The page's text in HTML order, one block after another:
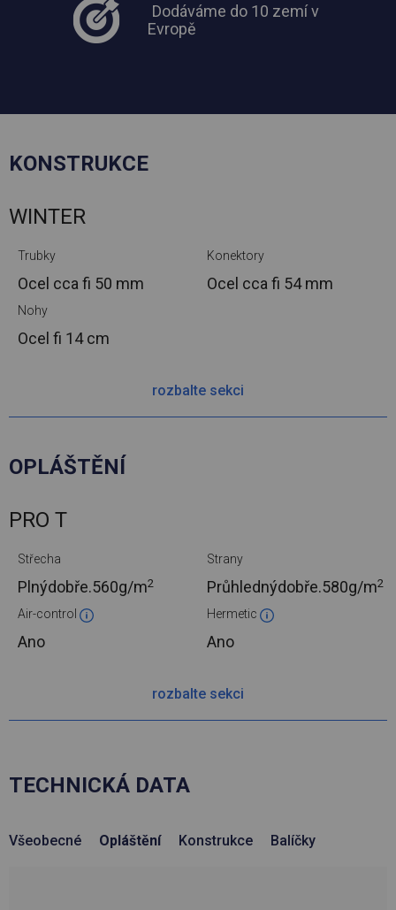
Dodáváme do 10 zemí v
Evropě
KONSTRUKCE
WINTER
Trubky
Ocel ccafi 50 mm
Konektory
Ocel ccafi 54 mm
Nohy
Ocel fi 14 cm
rozbalte sekci
OPLÁŠTĚNÍ
PRO T
Střecha
Plnýdobře.560g/m2
Strany
Průhlednýdobře.580g/m2
Air-control
Ano
Hermetic
Ano
rozbalte sekci
TECHNICKÁ DATA
Všeobecné Opláštění Konstrukce Balíčky